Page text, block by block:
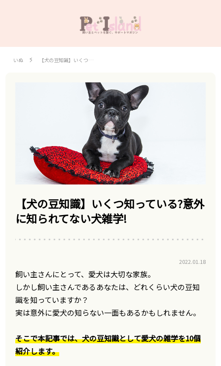
いぬ 【犬の豆知識】いくつ…
【犬の豆知識】いくつ知っている?意外
に知られてない犬雑学!
2022.01.18
飼い主さんにとって、愛犬は大切な家族。
しかし飼い主さんであるあなたは、どれくらい犬の豆知
識を知っていますか？
実は意外に愛犬の知らない一面もあるかもしれません。
そこで本記事では、犬の豆知識として愛犬の雑学を10個
紹介します。